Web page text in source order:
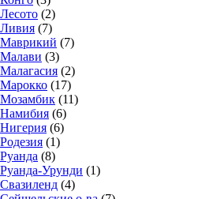
Лесото (2)
Ливия (7)
Маврикий (7)
Малави (3)
Малагасия (2)
Марокко (17)
Мозамбик (11)
Намибия (6)
Нигерия (6)
Родезия (1)
Руанда (8)
Руанда-Урунди (1)
Свазиленд (4)